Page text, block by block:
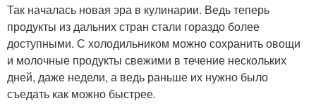
Так началась новая эра в кулинарии. Ведь теперь
продукты из дальних стран стали гораздо более
доступными. С холодильником можно сохранить овощи
и молочные продукты свежими в течение нескольких
дней, даже недели, а ведь раньше их нужно было
съедать как можно быстрее.